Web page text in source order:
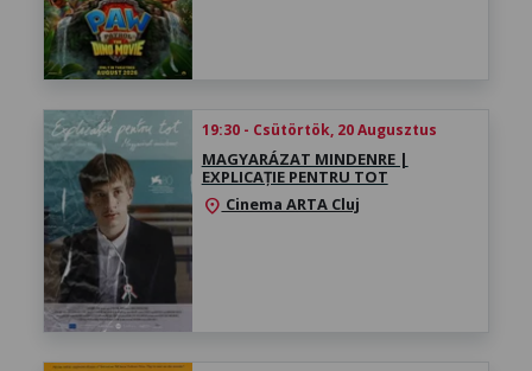
19:30 - Csütörtök, 20 Augusztus
MAGYARÁZAT MINDENRE |
EXPLICAȚIE PENTRU TOT
location_on Cinema ARTA Cluj